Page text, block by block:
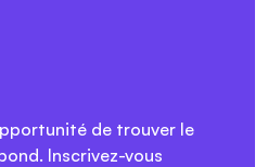
de trouver le
Inscrivez-vous